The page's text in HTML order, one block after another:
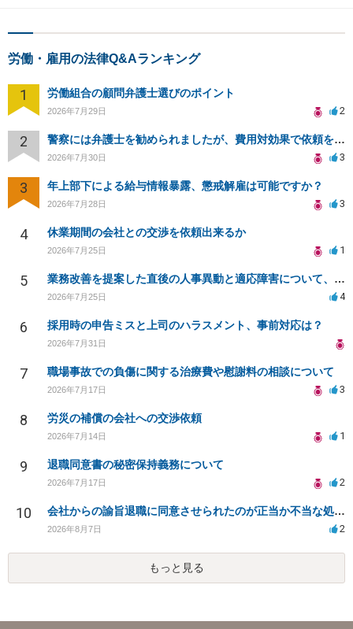
労働・雇用の法律Q&Aランキング
1 労働組合の顧問弁護士選びのポイント
2026年7月29日 2
2 警察には弁護士を勧められましたが、費用対効果で依頼をすることを躊躇しています。
2026年7月30日 3
3 年上部下による給与情報暴露、懲戒解雇は可能ですか？
2026年7月28日 3
4 休業期間の会社との交渉を依頼出来るか
2026年7月25日 1
5 業務改善を提案した直後の人事異動と適応障害について、法的に問題があるか相談したいです。
2026年7月25日 4
6 採用時の申告ミスと上司のハラスメント、事前対応は？
2026年7月31日
7 職場事故での負傷に関する治療費や慰謝料の相談について
2026年7月17日 3
8 労災の補償の会社への交渉依頼
2026年7月14日 1
9 退職同意書の秘密保持義務について
2026年7月17日 2
10 会社からの諭旨退職に同意させられたのが正当か不当な処分かどうか教えてほしい
2026年8月7日 2
もっと見る